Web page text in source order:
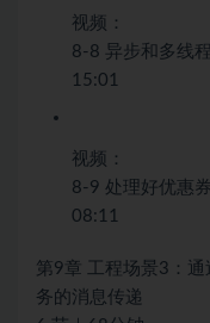
视频：
8-8 异步和多线
15:01
视频：
8-9 处理好优惠
08:11
第9章 工程场景3：
务的消息传递